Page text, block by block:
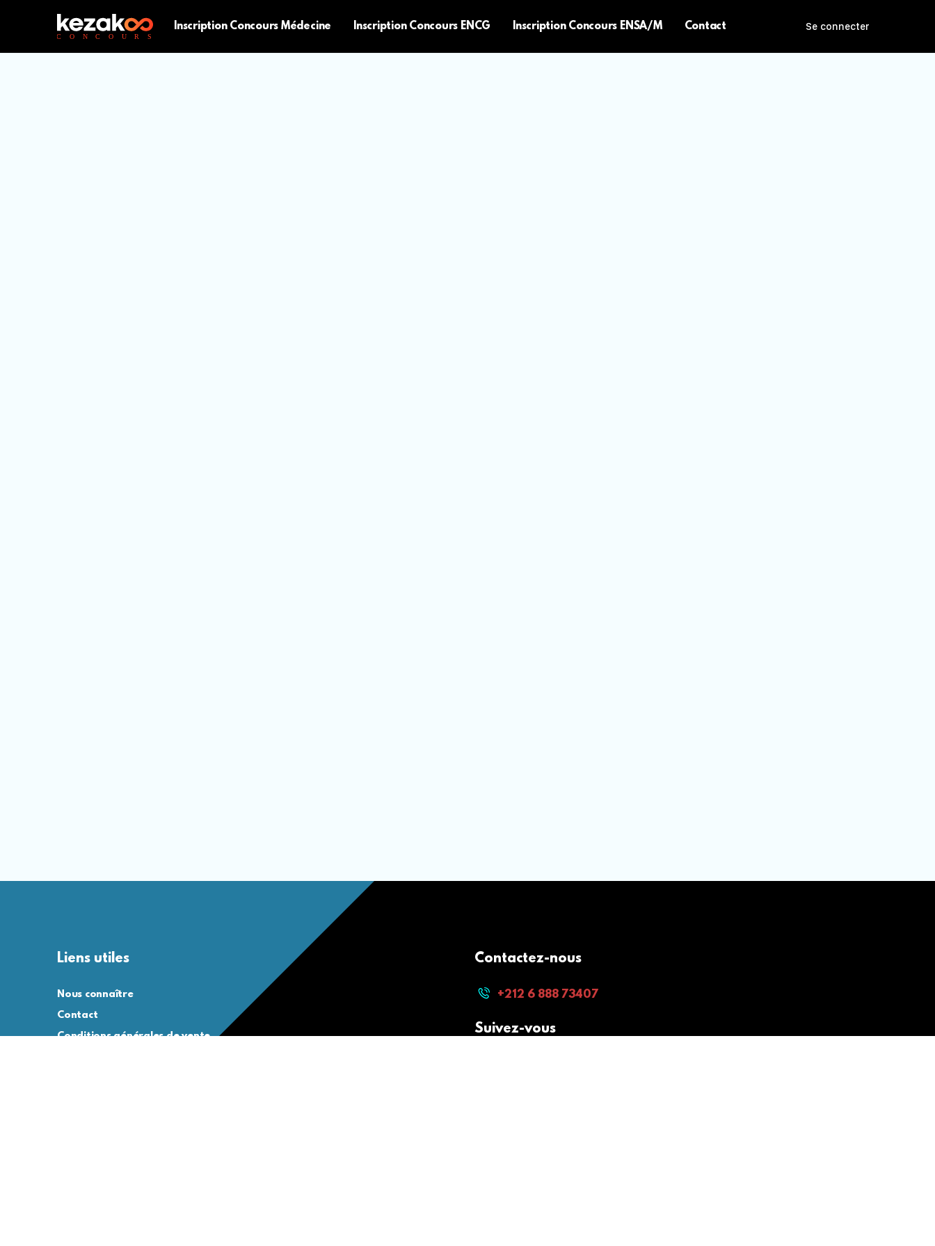
Inscription Concours Médecine Inscription Concours ENCG Inscription Concours ENSA/M Contact Se connecter
Liens utiles
Nous connaître
Contact
Conditions générales de vente
Contactez-nous
+212 6 888 73407
Suivez-vous